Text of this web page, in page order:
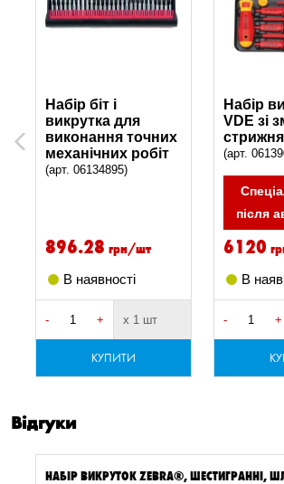
Previous
Набір біт і
викрутка для
виконання точних
механічних робіт
(арт. 06134895)
896.28 грн/шт
В наявності
- + х 1 шт
КУПИТИ
Набір
VDE зі
(арт.
після
6120
В
- +
Відгуки
НАБІР ВИКРУТОК ZEBRA®, ШЕСТИГРАННІ,